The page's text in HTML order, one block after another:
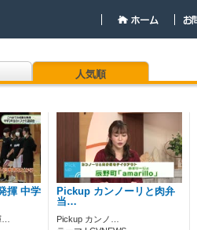
人気順
揮 中学
Pickup カンノーリと肉弁
当…
Pickup カンノ…